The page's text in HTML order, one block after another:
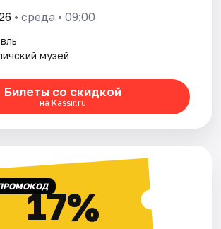
• среда • 09:00
музей
Билеты со скидкой
на Kassir.ru
17%